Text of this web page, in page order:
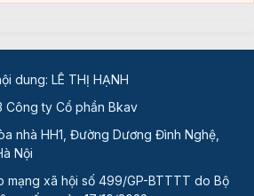
dung: LÊ THỊ HẠNH
Công ty Cổ phần Bkav
nhà HH1, Đường Dương Đình Nghệ,
Nội
mạng xã hội số 499/GP-BTTTT do Bộ